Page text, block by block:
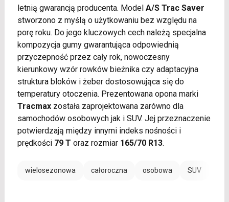
letnią gwarancją producenta. Model A/S Trac Saver
stworzono z myślą o użytkowaniu bez względu na
porę roku. Do jego kluczowych cech należą specjalna
kompozycja gumy gwarantująca odpowiednią
przyczepność przez cały rok, nowoczesny
kierunkowy wzór rowków bieżnika czy adaptacyjna
struktura bloków i żeber dostosowująca się do
temperatury otoczenia. Prezentowana opona marki
Tracmaxzostała zaprojektowana zarówno dla
samochodów osobowych jak i SUV. Jej przeznaczenie
potwierdzają między innymi indeks nośności i
prędkości 79 T oraz rozmiar 165/70 R13.
wielosezonowa całoroczna osobowa SUV